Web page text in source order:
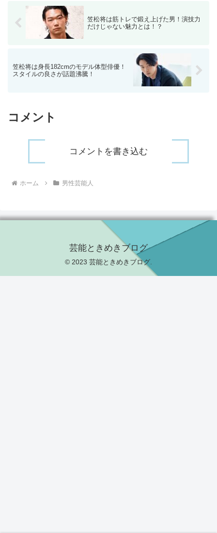
笠松将は筋トレで鍛え上げた男！演技力
だけじゃない魅力とは！？
笠松将は身長182cmのモデル体型俳優！
スタイルの良さが話題沸騰！
コメント
コメントを書き込む
ホーム 男性芸能人
芸能ときめきブログ
© 2023 芸能ときめきブログ.